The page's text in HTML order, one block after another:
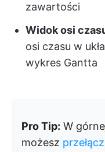
zawartości
Widok osi
osi czasu w
wykres Gantta
Pro Tip: W
możesz